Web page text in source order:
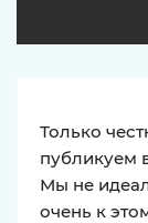
Только
публикуем
Мы не
очень к